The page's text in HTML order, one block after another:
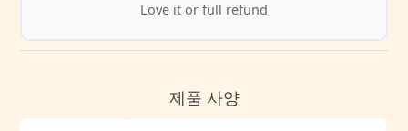
Love it or full refund
제품 사양